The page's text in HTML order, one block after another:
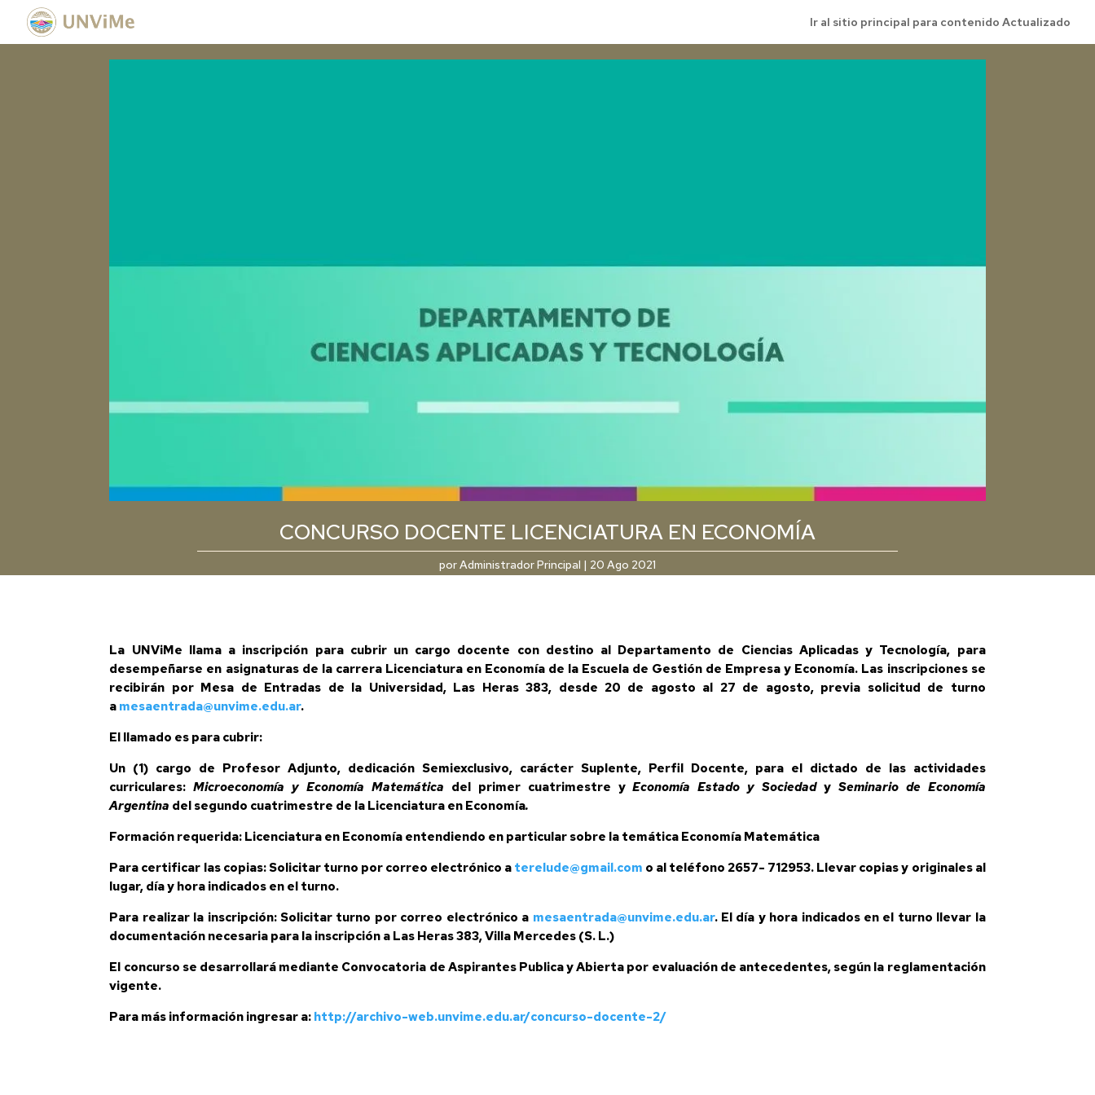
Ir al sitio principal para contenido Actualizado
CONCURSO DOCENTE LICENCIATURA EN ECONOMÍA
porAdministrador Principal | 20 Ago 2021
La UNViMe llama a inscripción para cubrir un cargo docente con destino al Departamento de Ciencias Aplicadas y Tecnología, para
desempeñarse en asignaturas de la carrera Licenciatura en Economía de la Escuela de Gestión de Empresa y Economía. Las inscripciones se
recibirán por Mesa de Entradas de la Universidad, Las Heras 383, desde 20 de agosto al 27 de agosto, previa solicitud de turno
a mesaentrada@unvime.edu.ar.
El llamado es para cubrir:
Un (1) cargo de Profesor Adjunto, dedicación Semiexclusivo, carácter Suplente, Perfil Docente, para el dictado de las actividades
curriculares: Microeconomía y Economía Matemática del primer cuatrimestre yEconomía Estado y Sociedady Seminario de Economía
Argentina del segundo cuatrimestre de la Licenciatura en Economía.
Formación requerida: Licenciatura en Economía entendiendo en particular sobre la temática Economía Matemática
Para certificar las copias: Solicitar turno por correo electrónico a terelude@gmail.com o al teléfono 2657- 712953. Llevar copias y originales al
lugar, día y hora indicados en el turno.
Para realizar la inscripción: Solicitar turno por correo electrónico a mesaentrada@unvime.edu.ar. El día y hora indicados en el turno llevar la
documentación necesaria para la inscripción a Las Heras 383, Villa Mercedes (S. L.)
El concurso se desarrollará mediante Convocatoria de Aspirantes Publica y Abierta por evaluación de antecedentes, según la reglamentación
vigente.
Para más información ingresar a: http://archivo-web.unvime.edu.ar/concurso-docente-2/